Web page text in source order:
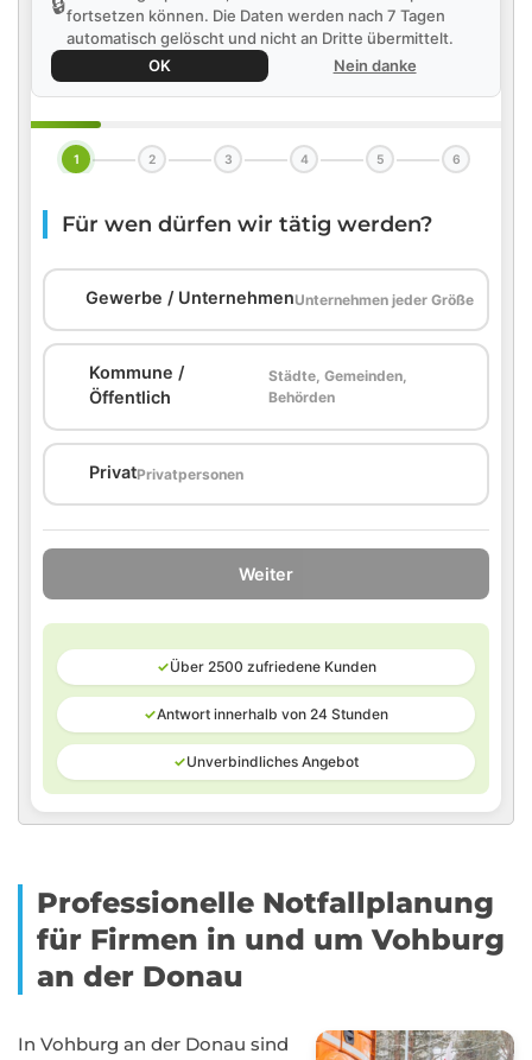
fortsetzen können. Die Daten werden nach 7 Tagen
automatisch gelöscht und nicht an Dritte übermittelt.
OK
Nein danke
1 2 3 4 5 6
Für wen dürfen wir tätig werden?
Gewerbe / UnternehmenUnternehmen jeder Größe
Kommune /
Öffentlich
Städte, Gemeinden,
Behörden
PrivatPrivatpersonen
Weiter
✓Über 2500 zufriedene Kunden
✓Antwort innerhalb von 24 Stunden
✓Unverbindliches Angebot
Professionelle Notfallplanung
für Firmen in und um Vohburg
an der Donau
In Vohburg an der Donau sind